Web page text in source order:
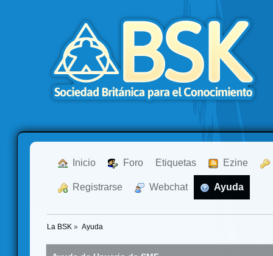
Inicio Foro Etiquetas Ezine
Registrarse Webchat Ayuda
La BSK » Ayuda